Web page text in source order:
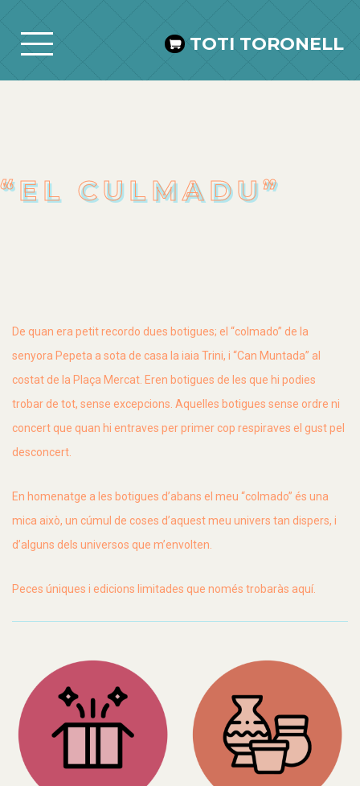
TOTI TORONELL
“EL CULMADU”
De quan era petit recordo dues botigues; el “colmado” de la
senyora Pepeta a sota de casa la iaia Trini, i “Can Muntada” al
costat de la Plaça Mercat. Eren botigues de les que hi podies
trobar de tot, sense excepcions. Aquelles botigues sense ordre ni
concert que quan hi entraves per primer cop respiraves el gust pel
desconcert.
En homenatge a les botigues d’abans el meu “colmado” és una
mica això, un cúmul de coses d’aquest meu univers tan dispers, i
d’alguns dels universos que m’envolten.
Peces úniques i edicions limitades que només trobaràs aquí.